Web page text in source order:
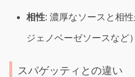
相性: 濃厚なソースと相
ジェノベーゼソースなど）
スパゲッティとの違い